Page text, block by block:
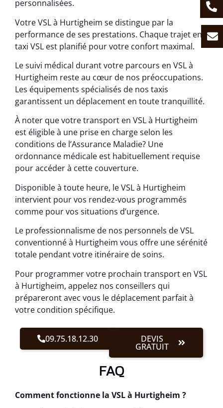
personnalisées.
Votre VSL à Hurtigheim se distingue par la
performance de ses prestations. Chaque trajet en
taxi VSL est planifié pour votre confort maximal.
Le suivi médical durant votre parcours en VSL à
Hurtigheim reste au cœur de nos préoccupations.
Les équipements spécialisés de nos taxis
garantissent un déplacement en toute tranquillité.
À noter que votre transport en VSL à Hurtigheim
est éligible à une prise en charge selon les
conditions de l’Assurance Maladie? Une
ordonnance médicale est habituellement requise
pour accéder à cette couverture.
Disponible à toute heure, le VSL à Hurtigheim
intervient pour vos rendez-vous programmés
comme pour vos situations d’urgence.
Le professionnalisme de nos personnels de VSL
conventionné à Hurtigheim vous offre une sérénité
totale pendant votre itinéraire de soins.
Pour programmer votre prochain transport en VSL
à Hurtigheim, appelez nos conseillers qui
prépareront avec vous le déplacement parfait à
votre condition spécifique.
09.75.18.12.30 DEVIS
GRATUIT
FAQ
Comment fonctionne la VSL à Hurtigheim ?